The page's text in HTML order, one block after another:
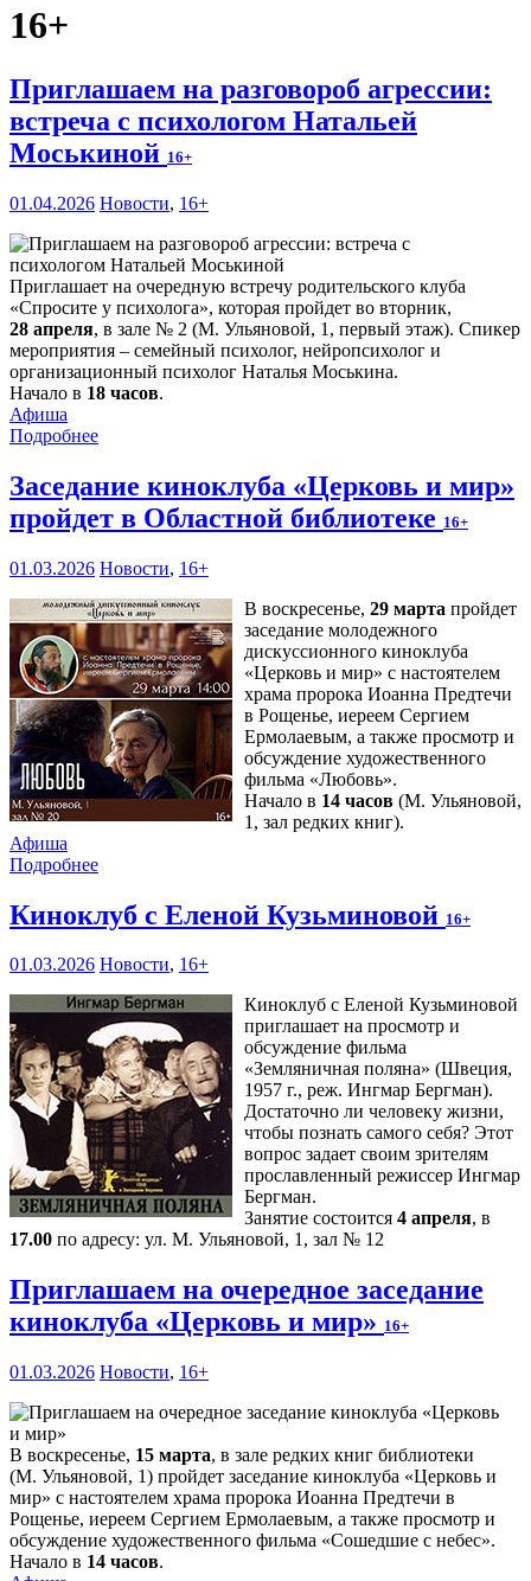
16+
Приглашаем на разговороб агрессии:
встреча с психологом Натальей
Моськиной 16+
01.04.2026 Новости, 16+
Приглашает на очередную встречу родительского клуба
«Спросите у психолога», которая пройдет во вторник,
28 апреля, в зале № 2 (М. Ульяновой, 1, первый этаж). Спикер
мероприятия – семейный психолог, нейропсихолог и
организационный психолог Наталья Моськина.
Начало в 18 часов.
Афиша
Подробнее
Заседание киноклуба «Церковь и мир»
пройдет в Областной библиотеке 16+
01.03.2026 Новости, 16+
В воскресенье, 29 марта пройдет
заседание молодежного
дискуссионного киноклуба
«Церковь и мир» с настоятелем
храма пророка Иоанна Предтечи
в Рощенье, иереем Сергием
Ермолаевым, а также просмотр и
обсуждение художественного
фильма «Любовь».
Начало в 14 часов (М. Ульяновой,
1, зал редких книг).
Афиша
Подробнее
Киноклуб с Еленой Кузьминовой 16+
01.03.2026 Новости, 16+
Киноклуб с Еленой Кузьминовой
приглашает на просмотр и
обсуждение фильма
«Земляничная поляна» (Швеция,
1957 г., реж. Ингмар Бергман).
Достаточно ли человеку жизни,
чтобы познать самого себя? Этот
вопрос задает своим зрителям
прославленный режиссер Ингмар
Бергман.
Занятие состоится 4 апреля, в
17.00 по адресу: ул. М. Ульяновой, 1, зал № 12
Приглашаем на очередное заседание
киноклуба «Церковь и мир» 16+
01.03.2026 Новости, 16+
В воскресенье, 15 марта, в зале редких книг библиотеки
(М. Ульяновой, 1) пройдет заседание киноклуба «Церковь и
мир» с настоятелем храма пророка Иоанна Предтечи в
Рощенье, иереем Сергием Ермолаевым, а также просмотр и
обсуждение художественного фильма «Сошедшие с небес».
Начало в 14 часов.